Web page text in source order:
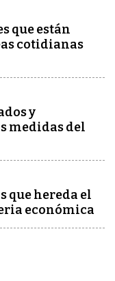
que están
cotidianas
y
medidas del
que hereda el
económica